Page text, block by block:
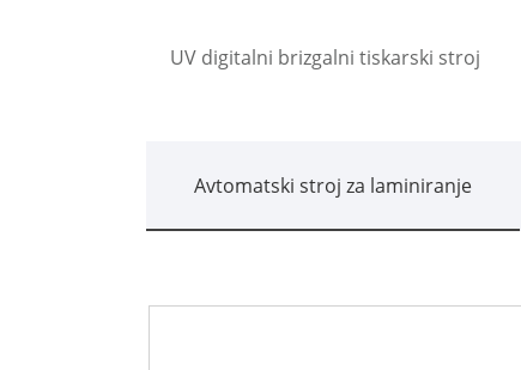
UV digitalni brizgalni tiskarski stroj
Avtomatski stroj za laminiranje